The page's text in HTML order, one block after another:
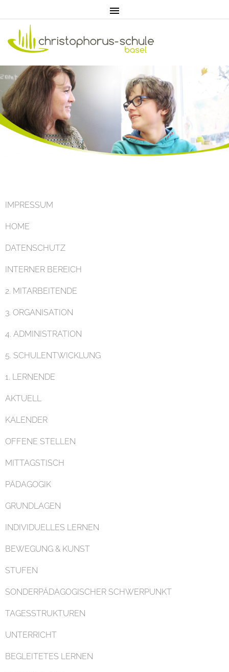
Home
Unterricht
IMPRESSUM
HOME
DATENSCHUTZ
INTERNER BEREICH
2. MITARBEITENDE
3. ORGANISATION
4. ADMINISTRATION
5. SCHULENTWICKLUNG
1. LERNENDE
AKTUELL
KALENDER
OFFENE STELLEN
MITTAGSTISCH
PÄDAGOGIK
GRUNDLAGEN
INDIVIDUELLES LERNEN
BEWEGUNG & KUNST
STUFEN
SONDERPÄDAGOGISCHER SCHWERPUNKT
TAGESSTRUKTUREN
UNTERRICHT
BEGLEITETES LERNEN